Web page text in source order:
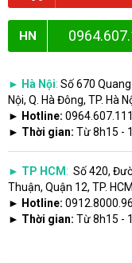
HN
► Hà Nội: Số 670
Nội, Q. Hà Đông, TP. Hà
► Hotline: 0964.607.111
► Thời gian: Từ 8h15 -
► TP HCM: Số 420,
Thuận, Quận 12, TP. HCM
► Hotline: 0912.8000.96
► Thời gian: Từ 8h15 -